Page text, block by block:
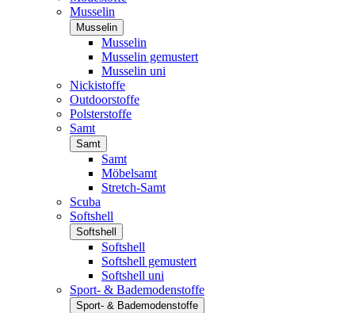
Musselin
Musselin
Musselin
Musselin gemustert
Musselin uni
Nickistoffe
Outdoorstoffe
Polsterstoffe
Samt
Samt
Samt
Möbelsamt
Stretch-Samt
Scuba
Softshell
Softshell
Softshell
Softshell gemustert
Softshell uni
Sport- & Bademodenstoffe
Sport- & Bademodenstoffe